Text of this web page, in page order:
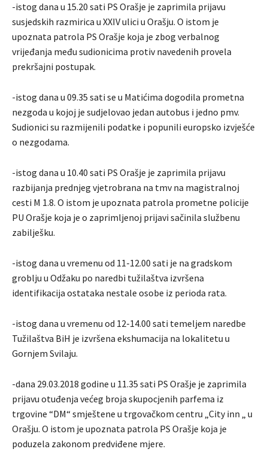
-istog dana u 15.20 sati PS Orašje je zaprimila prijavu
susjedskih razmirica u XXIV ulici u Orašju. O istom je
upoznata patrola PS Orašje koja je zbog verbalnog
vrijeđanja među sudionicima protiv navedenih provela
prekršajni postupak.
-istog dana u 09.35 sati se u Matićima dogodila prometna
nezgoda u kojoj je sudjelovao jedan autobus i jedno pmv.
Sudionici su razmijenili podatke i popunili europsko izvješće
o nezgodama.
-istog dana u 10.40 sati PS Orašje je zaprimila prijavu
razbijanja prednjeg vjetrobrana na tmv na magistralnoj
cesti M 1.8. O istom je upoznata patrola prometne policije
PU Orašje koja je o zaprimljenoj prijavi sačinila službenu
zabilješku.
-istog dana u vremenu od 11-12.00 sati je na gradskom
groblju u Odžaku po naredbi tužilaštva izvršena
identifikacija ostataka nestale osobe iz perioda rata.
-istog dana u vremenu od 12-14.00 sati temeljem naredbe
Tužilaštva BiH je izvršena ekshumacija na lokalitetu u
Gornjem Svilaju.
-dana 29.03.2018 godine u 11.35 sati PS Orašje je zaprimila
prijavu otuđenja većeg broja skupocjenih parfema iz
trgovine “DM“ smještene u trgovačkom centru „City inn „ u
Orašju. O istom je upoznata patrola PS Orašje koja je
poduzela zakonom predviđene mjere.